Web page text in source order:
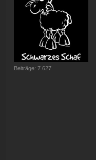
Beiträge: 7.627